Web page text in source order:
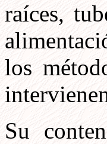
raíces,
los
Su